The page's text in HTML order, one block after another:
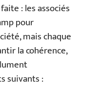
: les associés
pour
mais chaque
la cohérence,
suivants :